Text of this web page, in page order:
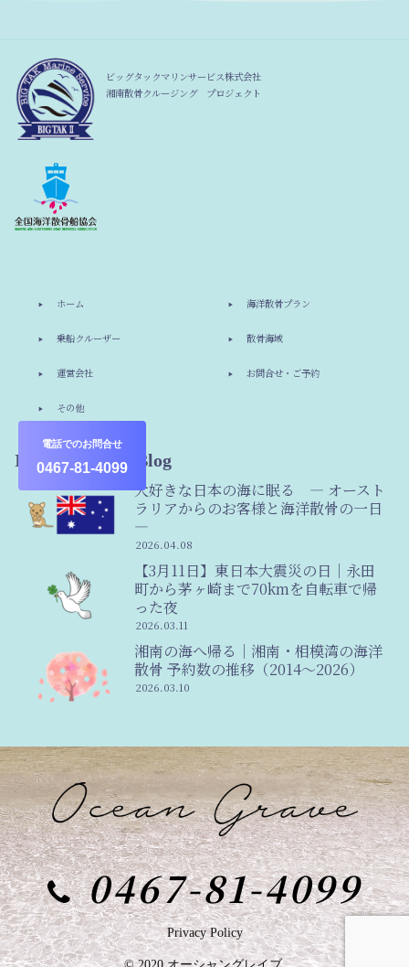
電話でのお問合せ
0467-81-4099
ビッグタックマリンサービス株式会社
湘南散骨クルージング プロジェクト
ホーム 海洋散骨プラン
乗船クルーザー 散骨海域
運営会社 お問合せ・ご予約
その他
Information & Blog
大好きな日本の海に眠る ― オースト
ラリアからのお客様と海洋散骨の一日
―
2026.04.08
【3月11日】東日本大震災の日｜永田
町から茅ヶ崎まで70kmを自転車で帰
った夜
2026.03.11
湘南の海へ帰る｜湘南・相模湾の海洋
散骨 予約数の推移（2014〜2026）
2026.03.10
0467-81-4099
Privacy Policy